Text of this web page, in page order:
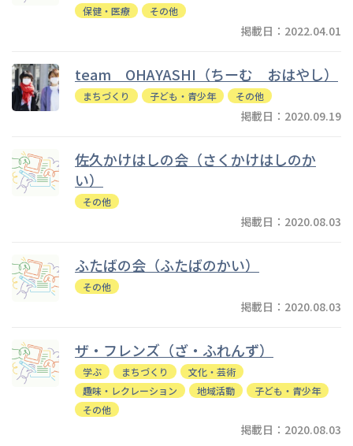
保健・医療 その他
掲載日：2022.04.01
team OHAYASHI（ちーむ おはやし）
まちづくり 子ども・青少年 その他
掲載日：2020.09.19
佐久かけはしの会（さくかけはしのか
い）
その他
掲載日：2020.08.03
ふたばの会（ふたばのかい）
その他
掲載日：2020.08.03
ザ・フレンズ（ざ・ふれんず）
学ぶ まちづくり
文化・芸術
趣味・レクレーション
地域活動
子ども・青少年
その他
掲載日：2020.08.03